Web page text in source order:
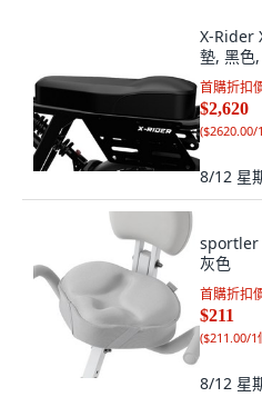
X-Rider
墊, 黑色
首購折扣
$2,620
($2620.00/
8/12 星
sportler
灰色
首購折扣
$211
($211.00/1
8/12 星